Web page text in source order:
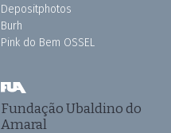
Depositphotos
Burh
Pink do Bem OSSEL
Fundação Ubaldino do
Amaral